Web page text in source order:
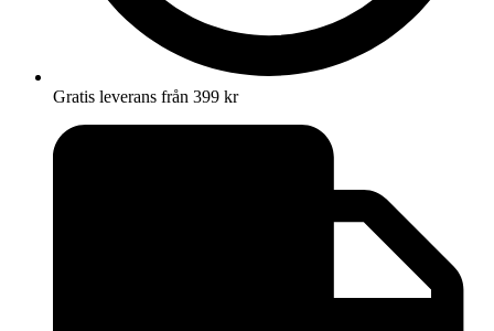
Gratis leverans från 399 kr